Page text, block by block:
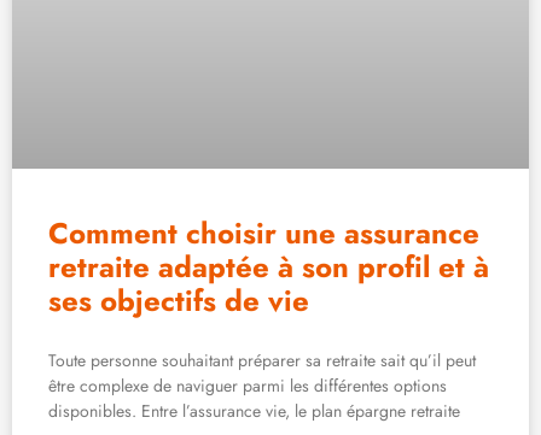
Comment choisir une assurance
retraite adaptée à son profil et à
ses objectifs de vie
Toute personne souhaitant préparer sa retraite sait qu’il peut
être complexe de naviguer parmi les différentes options
disponibles. Entre l’assurance vie, le plan épargne retraite